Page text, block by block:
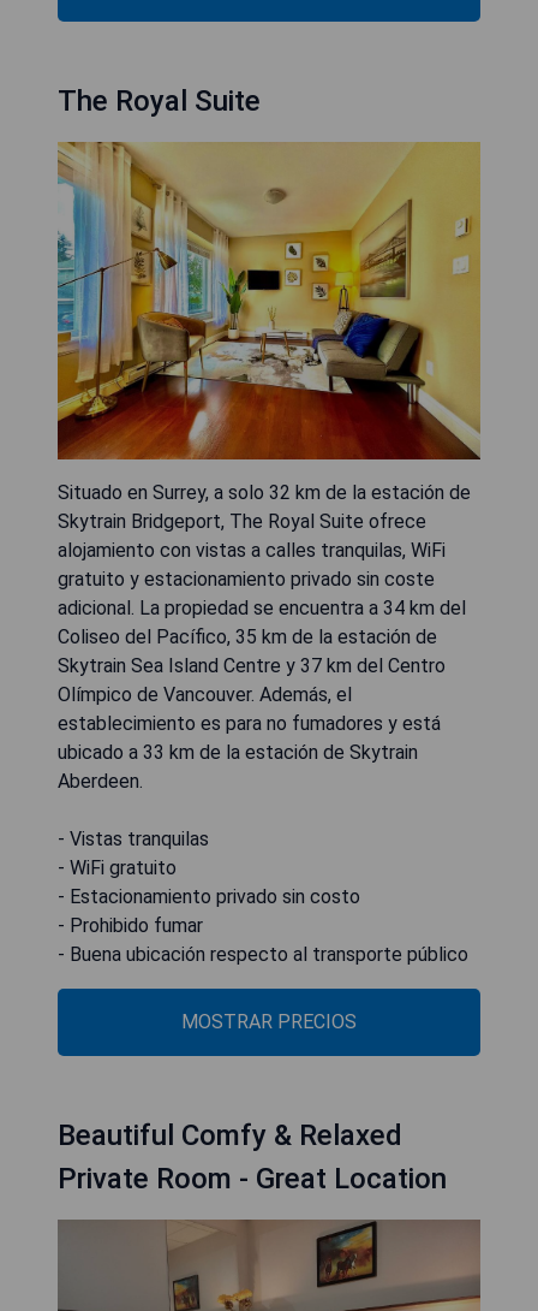
The Royal Suite
Situado en Surrey, a solo 32 km de la estación de
Skytrain Bridgeport, The Royal Suite ofrece
alojamiento con vistas a calles tranquilas, WiFi
gratuito y estacionamiento privado sin coste
adicional. La propiedad se encuentra a 34 km del
Coliseo del Pacífico, 35 km de la estación de
Skytrain Sea Island Centre y 37 km del Centro
Olímpico de Vancouver. Además, el
establecimiento es para no fumadores y está
ubicado a 33 km de la estación de Skytrain
Aberdeen.
- Vistas tranquilas
- WiFi gratuito
- Estacionamiento privado sin costo
- Prohibido fumar
- Buena ubicación respecto al transporte público
MOSTRAR PRECIOS
Beautiful Comfy & Relaxed
Private Room - Great Location